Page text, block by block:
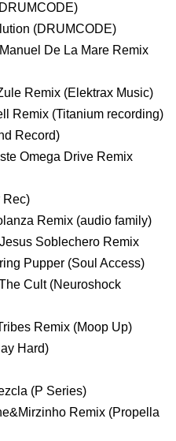
(DRUMCODE)
De La Mare Remix
Remix (Elektrax Music)
Remix (Titanium recording)
Record)
Omega Drive Remix
Rec)
Remix (audio family)
Soblechero Remix
Pupper (Soul Access)
Cult (Neuroshock
Remix (Moop Up)
Hard)
(P Series)
Remix (Propella